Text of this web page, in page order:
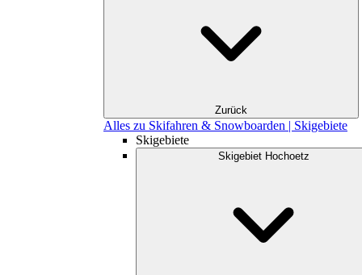
Zurück
Alles zu Skifahren & Snowboarden | Skigebiete
Skigebiete
Skigebiet Hochoetz